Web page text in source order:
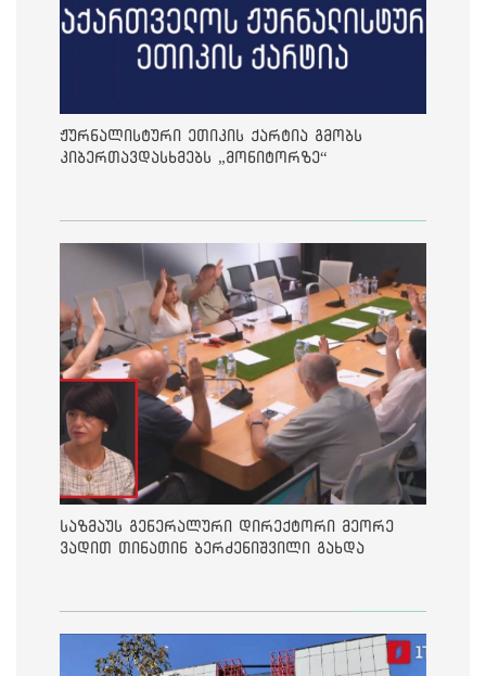
ჟურნალისტური ეთიკის ქარტია გმობს
კიბერთავდასხმებს „მონიტორზე“
საზმაუს გენერალური დირექტორი მეორე
ვადით თინათინ ბერძენიშვილი გახდა